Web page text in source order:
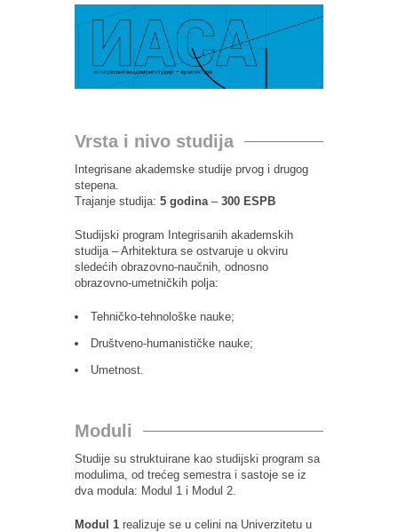
Vrsta i nivo studija
Integrisane akademske studije prvog i drugog
stepena.
Trajanje studija: 5 godina – 300 ESPB
Studijski program Integrisanih akademskih
studija – Arhitektura se ostvaruje u okviru
sledećih obrazovno-naučnih, odnosno
obrazovno-umetničkih polja:
Tehničko-tehnološke nauke;
Društveno-humanističke nauke;
Umetnost.
Moduli
Studije su struktuirane kao studijski program sa
modulima, od trećeg semestra i sastoje se iz
dva modula: Modul 1 i Modul 2.
Modul 1 realizuje se u celini na Univerzitetu u